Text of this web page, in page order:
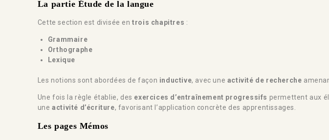
La partie Étude de la langue
Cette section est divisée entrois chapitres :
Grammaire
Orthographe
Lexique
Les notions sont abordées de façon inductive, avec une activité de recherche
Une fois la règle établie, des exercices d’entraînement progressifs permettent aux
uneactivité d’écriture, favorisant l’application concrète des apprentissages.
Les pages Mémos